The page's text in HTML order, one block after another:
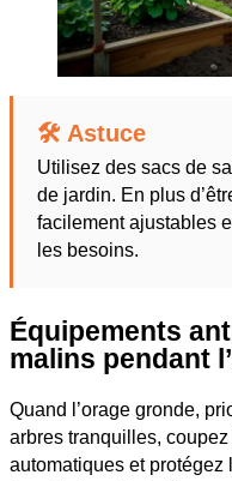
🛠️ Astuce
Utilisez des sacs de
de jardin. En plus
facilement ajustables
les besoins.
Équipements
malins pendant
Quand l’orage gronde,
arbres tranquilles,
automatiques et